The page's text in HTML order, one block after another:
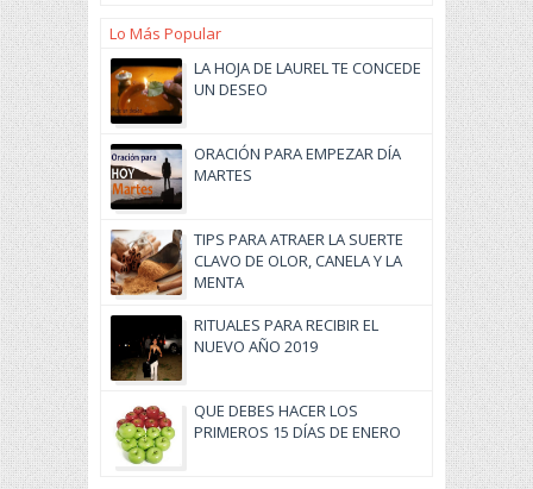
Lo Más Popular
LA HOJA DE LAUREL TE CONCEDE
UN DESEO
ORACIÓN PARA EMPEZAR DÍA
MARTES
TIPS PARA ATRAER LA SUERTE
CLAVO DE OLOR, CANELA Y LA
MENTA
RITUALES PARA RECIBIR EL
NUEVO AÑO 2019
QUE DEBES HACER LOS
PRIMEROS 15 DÍAS DE ENERO